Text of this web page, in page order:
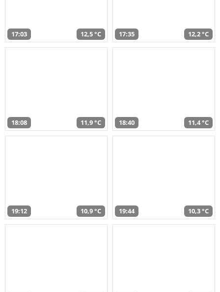
17:03 12,5 °C 17:35 12,2 °C
18:08 11,9 °C 18:40 11,4 °C
19:12 10,9 °C 19:44 10,3 °C